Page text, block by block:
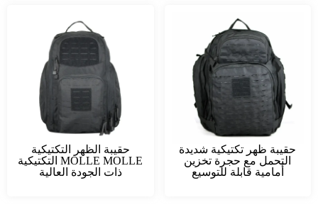
حقيبة ظهر تكتيكية شديدة
التحمل مع حجرة تخزين
أمامية قابلة للتوسيع
حقيبة الظهر التكتيكية
MOLLE MOLLE التكتيكية
ذات الجودة العالية